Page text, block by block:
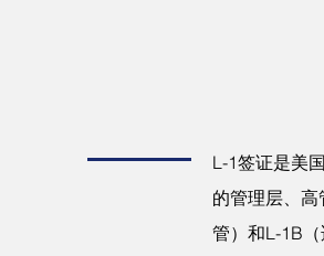
L-1签证是美
的管理层、
管）和L-1B